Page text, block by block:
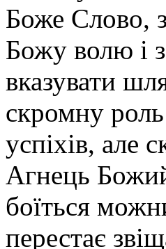
Боже Слово,
Божу волю і
вказувати
скромну
успіхів, але
Агнець
боїться
перестає